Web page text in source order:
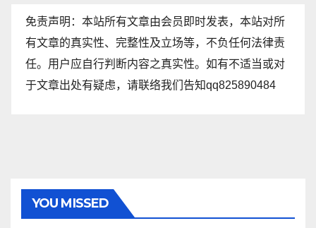
免责声明：本站所有文章由会员即时发表，本站对所
有文章的真实性、完整性及立场等，不负任何法律责
任。用户应自行判断内容之真实性。如有不适当或对
于文章出处有疑虑，请联络我们告知qq825890484
YOU MISSED